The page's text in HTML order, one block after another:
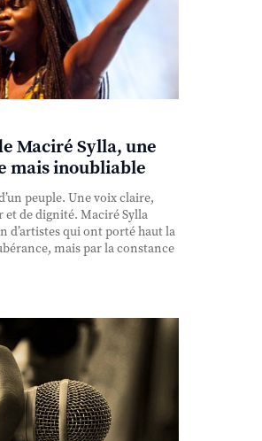
Maciré Sylla, une
mais inoubliable
peuple. Une voix claire,
et de dignité. Maciré Sylla
d’artistes qui ont porté haut la
mais par la constance